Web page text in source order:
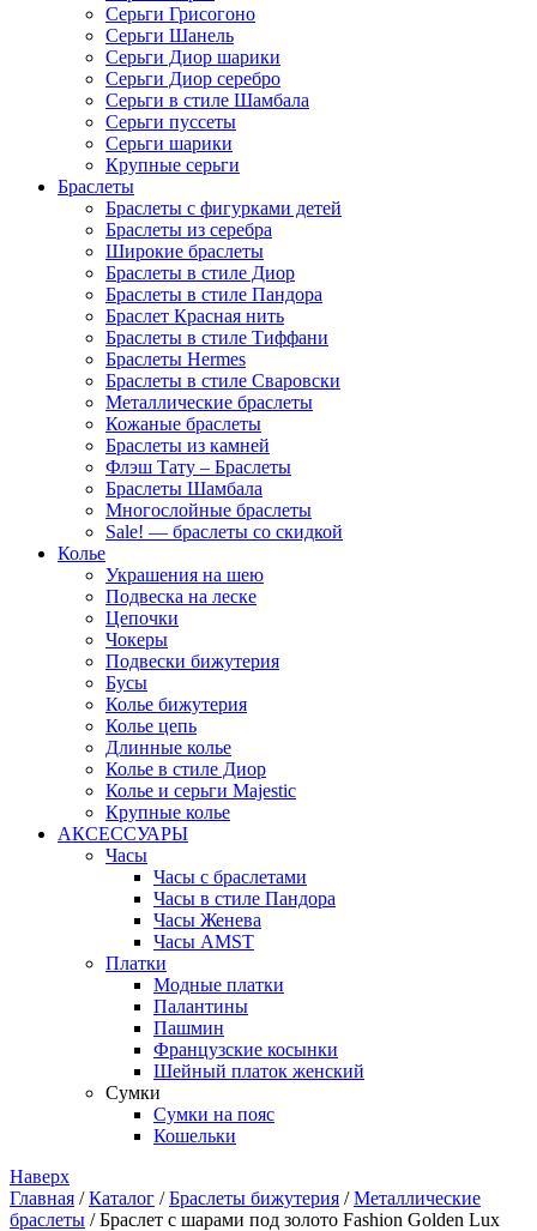
Серьги Грисогоно
Серьги Шанель
Серьги Диор шарики
Серьги Диор серебро
Серьги в стиле Шамбала
Серьги пуссеты
Серьги шарики
Крупные серьги
Браслеты
Браслеты с фигурками детей
Браслеты из серебра
Широкие браслеты
Браслеты в стиле Диор
Браслеты в стиле Пандора
Браслет Красная нить
Браслеты в стиле Тиффани
Браслеты Hermes
Браслеты в стиле Сваровски
Металлические браслеты
Кожаные браслеты
Браслеты из камней
Флэш Тату – Браслеты
Браслеты Шамбала
Многослойные браслеты
Sale! — браслеты со скидкой
Колье
Украшения на шею
Подвеска на леске
Цепочки
Чокеры
Подвески бижутерия
Бусы
Колье бижутерия
Колье цепь
Длинные колье
Колье в стиле Диор
Колье и серьги Majestic
Крупные колье
АКСЕССУАРЫ
Часы
Часы с браслетами
Часы в стиле Пандора
Часы Женева
Часы AMST
Платки
Модные платки
Палантины
Пашмин
Французские косынки
Шейный платок женский
Сумки
Сумки на пояс
Кошельки
Наверх
Главная /Каталог /Браслеты бижутерия /Металлические
браслеты / Браслет с шарами под золото Fashion Golden Lux